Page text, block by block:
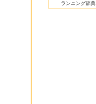
ランニング辞典